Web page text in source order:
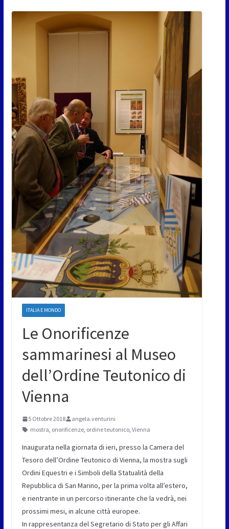
ITALIA E MONDO
Le Onorificenze
sammarinesi al Museo
dell’Ordine Teutonico di
Vienna
5 Ottobre 2018
angela.venturini
mostra, onorificenze, ordine teutonico, Vienna
Inaugurata nella giornata di ieri, presso la Camera del
Tesoro dell’Ordine Teutonico di Vienna, la mostra sugli
Ordini Equestri e i Simboli della Statualità della
Repubblica di San Marino, per la prima volta all’estero,
e rientrante in un percorso itinerante che la vedrà, nei
prossimi mesi, in alcune città europee.
In rappresentanza del Segretario di Stato per gli Affari